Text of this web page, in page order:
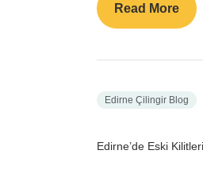
Read More
Edirne Çilingir Blog
Edirne’de Eski